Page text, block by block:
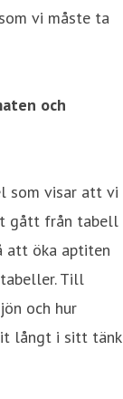
vi måste ta
och
som visar att vi
gått från tabell
att öka aptiten
Till
och hur
långt i sitt tänk